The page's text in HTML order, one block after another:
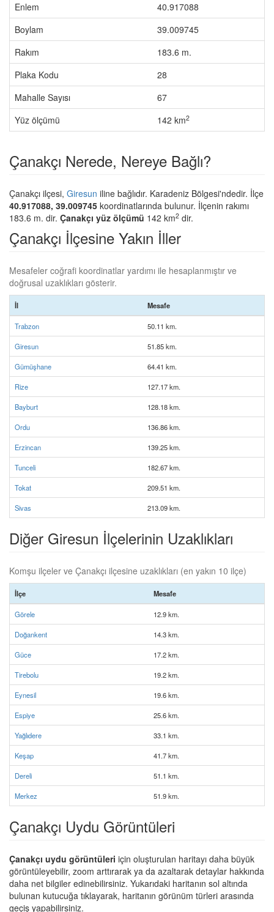
Enlem
40.917088
Boylam
39.009745
Rakım
183.6 m.
Plaka Kodu
28
Mahalle Sayısı
67
Yüz ölçümü
142 km2
Çanakçı Nerede, Nereye Bağlı?
Çanakçı ilçesi, Giresun iline bağlıdır. Karadeniz Bölgesi'ndedir. İlçe
40.917088, 39.009745 koordinatlarında bulunur. İlçenin rakımı
183.6 m. dir. Çanakçı yüz ölçümü 142 km2 dir.
Çanakçı İlçesine Yakın İller
Mesafeler coğrafi koordinatlar yardımı ile hesaplanmıştır ve
doğrusal uzaklıkları gösterir.
İl Mesafe
Trabzon 50.11 km.
Giresun 51.85 km.
Gümüşhane 64.41 km.
Rize 127.17 km.
Bayburt 128.18 km.
Ordu 136.86 km.
Erzincan 139.25 km.
Tunceli 182.67 km.
Tokat 209.51 km.
Sivas 213.09 km.
Diğer Giresun İlçelerinin Uzaklıkları
Komşu ilçeler ve Çanakçı ilçesine uzaklıkları (en yakın 10 ilçe)
İlçe Mesafe
Görele 12.9 km.
Doğankent 14.3 km.
Güce 17.2 km.
Tirebolu 19.2 km.
Eynesil 19.6 km.
Espiye 25.6 km.
Yağlıdere 33.1 km.
Keşap 41.7 km.
Dereli 51.1 km.
Merkez 51.9 km.
Çanakçı Uydu Görüntüleri
Çanakçı uydu görüntüleri için oluşturulan haritayı daha büyük
görüntüleyebilir, zoom arttırarak ya da azaltarak detaylar hakkında
daha net bilgiler edinebilirsiniz. Yukarıdaki haritanın sol altında
bulunan kutucuğa tıklayarak, haritanın görünüm türleri arasında
geçiş yapabilirsiniz.